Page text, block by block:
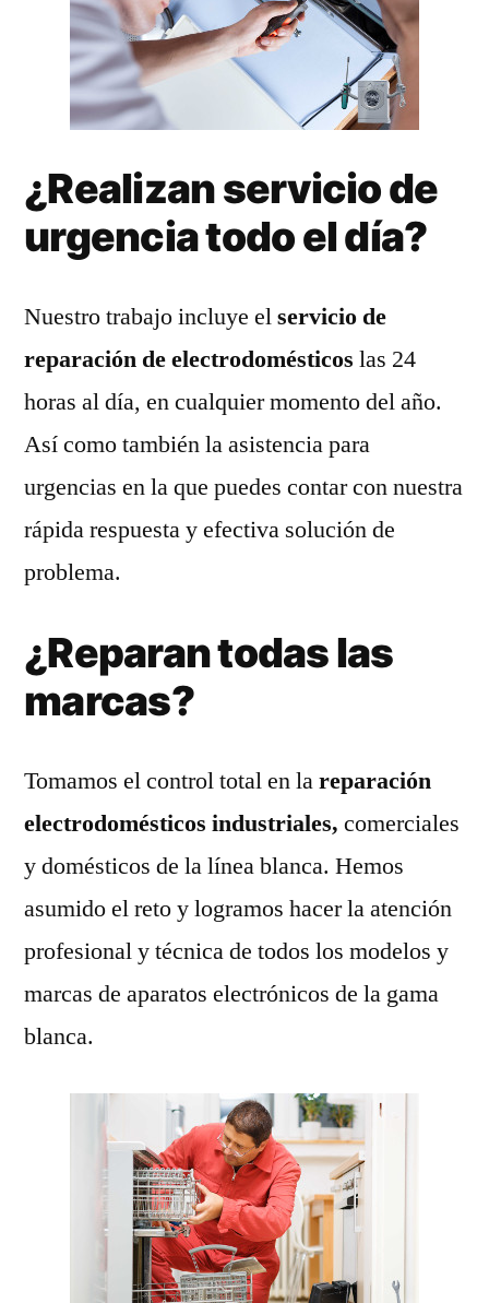
¿Realizan servicio de
urgencia todo el día?
Nuestro trabajo incluye elservicio de
reparación de electrodomésticos las 24
horas al día, en cualquier momento del año.
Así como también la asistencia para
urgencias en la que puedes contar con nuestra
rápida respuesta y efectiva solución de
problema.
¿Reparan todas las
marcas?
Tomamos el control total en lareparación
electrodomésticos industriales, comerciales
y domésticos de la línea blanca. Hemos
asumido el reto y logramos hacer la atención
profesional y técnica de todos los modelos y
marcas de aparatos electrónicos de la gama
blanca.